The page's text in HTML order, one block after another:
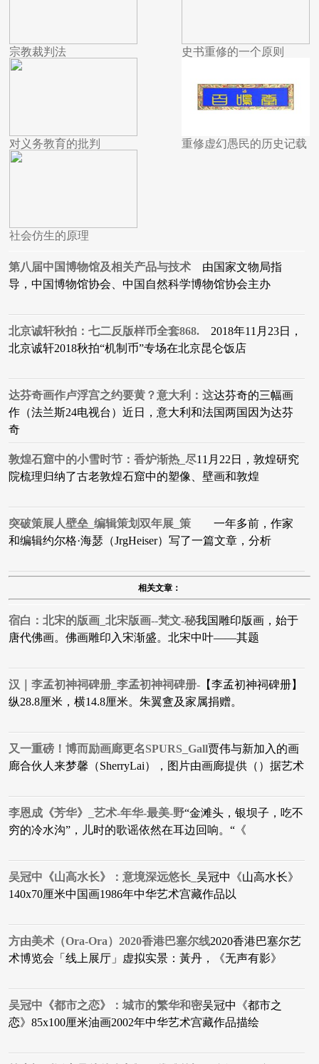
宗教裁判法
对义务教育的批判
社会仿生的原理
史书重修的一个原则
重修虚幻愚民的历史记载
第八届中国博物馆及相关产品与技术 由国家文物局指
导，中国博物馆协会、中国自然科学博物馆协会主办
北京诚轩秋拍：七二反版样币全套868. 2018年11月23日，
北京诚轩2018秋拍“机制币”专场在北京昆仑饭店
达芬奇画作卢浮宫之约要黄？意大利：这达芬奇的三幅画
作（法兰斯24电视台）近日，意大利和法国两国因为达芬
奇
敦煌石窟中的小雪时节：香炉渐热_尽11月22日，敦煌研究
院梳理归纳了古老敦煌石窟中的塑像、壁画和敦煌
突破策展人壁垒_编辑策划双年展_策 一年多前，作家
和编辑约尔格·海瑟（JrgHeiser）写了一篇文章，分析
相关文章：
宿白：北宋的版画_北宋版画--梵文-秘我国雕印版画，始于
唐代佛画。佛画雕印入宋渐盛。北宋中叶——其题
汉｜李孟初神祠碑册_李孟初神祠碑册- 【李孟初神祠碑册】
纵28.8厘米，横14.8厘米。朱翼盦及家属捐赠。
又一重磅！博而励画廊更名SPURS_Gall贾伟与新加入的画
廊合伙人来梦馨（SherryLai），图片由画廊提供（）据艺术
李恩成《芳华》_艺术-年华-最美-野“金滩头，银坝子，吃不
穷的冷水沟”，儿时的歌谣依然在耳边回响。“《
吴冠中《山高水长》：意境深远悠长_ ​吴冠中《山高水长》
140x70厘米中国画1986年中华艺术宫藏作品以
方由美术（Ora-Ora）2020香港巴塞尔线2020香港巴塞尔艺
术博览会「线上展厅」虚拟实景：黃丹，《无声有影》
吴冠中《都市之恋》：城市的繁华和密​吴冠中《都市之
恋》85x100厘米油画2002年中华艺术宫藏作品描绘